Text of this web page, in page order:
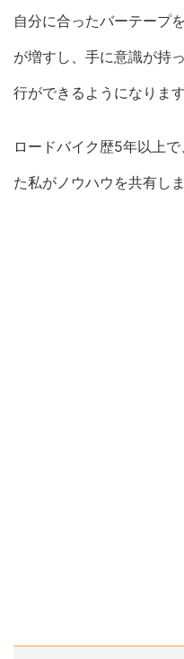
自分に合ったバーテープ
が増すし、手に意識が持
行ができるようになります
ロードバイク歴5年以上
た私がノウハウを共有しま